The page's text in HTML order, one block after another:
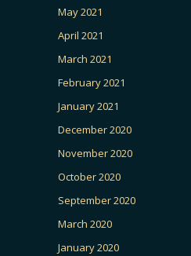
May 2021
April 2021
March 2021
February 2021
January 2021
December 2020
November 2020
October 2020
September 2020
March 2020
January 2020